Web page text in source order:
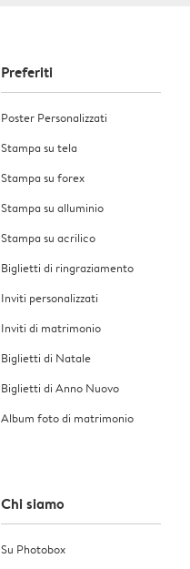
Preferiti
Poster Personalizzati
Stampa su tela
Stampa su forex
Stampa su alluminio
Stampa su acrilico
Biglietti di ringraziamento
Inviti personalizzati
Inviti di matrimonio
Biglietti di Natale
Biglietti di Anno Nuovo
Album foto di matrimonio
Chi siamo
Su Photobox